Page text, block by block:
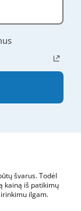
švarus. Todėl
kainą iš patikimų
ilgam.